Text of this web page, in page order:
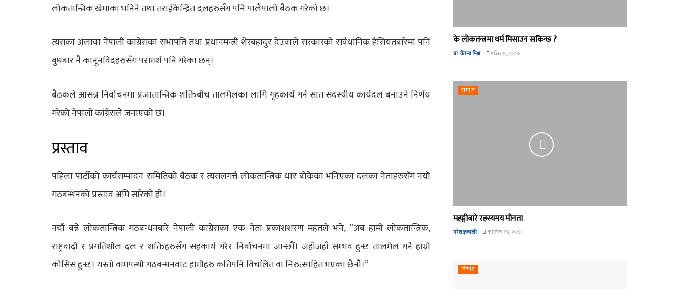
लोकतान्त्रिक खेमाका भनिने तथा तराईकेन्द्रित दलहरुसँग पनि पालैपालो बैठक गरेको छ।
त्यसका अलावा नेपाली कांग्रेसका सभापति तथा प्रधानमन्त्री शेरबहादुर देउवाले सरकारको संवैधानिक हैसियतबारेमा पनि
बुधबार नै कानूनविदहरुसँग परामर्श पनि गरेका छन्।
बैठकले आसन्न निर्वाचनमा प्रजातान्त्रिक शक्तिबीच तालमेलका लागि गृहकार्य गर्न सात सदस्यीय कार्यदल बनाउने निर्णय
गरेको नेपाली कांग्रेसले जनाएको छ।
प्रस्ताव
पहिला पार्टीको कार्यसम्पादन समितिको बैठक र त्यसलगत्तै लोकतान्त्रिक धार बोकेका भनिएका दलका नेताहरुसँग नयाँ
गठबन्धनको प्रस्ताव अघि सारेको हो।
नयाँ बन्ने लोकतान्त्रिक गठबन्धनबारे नेपाली कांग्रेसका एक नेता प्रकाशशरण महतले भने, ”अब हामी लोकतान्त्रिक,
राष्ट्रवादी र प्रगतिशील दल र शक्तिहरुसँग सहकार्य गरेर निर्वाचनमा जान्छौं। जहाँजहाँ सम्भव हुन्छ तालमेल गर्ने हाम्रो
कोसिस हुन्छ। यस्तो वामपन्थी गठबन्धनवाट हामीहरु कत्तिपनि विचलित वा निरुत्साहित भएका छैनौं।”
के लोकतन्त्रमा धर्म मिसाउन सकिन्छ ?
प्रा. चैतन्य मिश्र मंसिर ६, २०८०
समाज
महङ्गीबारे रहस्यमय मौनता
नरेश ज्ञवाली कार्तिक १४, २०८०
विचार